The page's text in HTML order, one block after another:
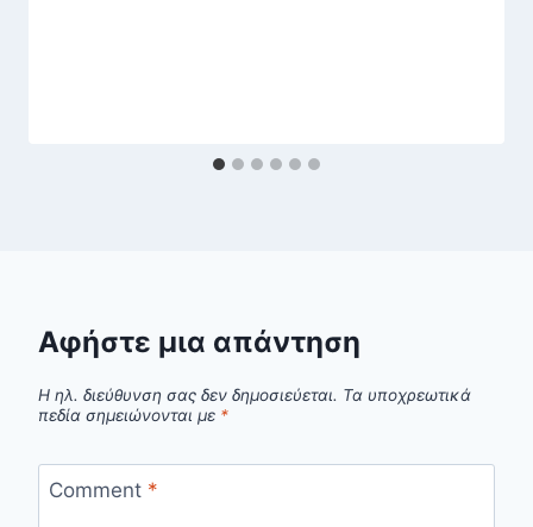
Αφήστε μια απάντηση
Η ηλ. διεύθυνση σας δεν δημοσιεύεται. Τα υποχρεωτικά
πεδία σημειώνονται με *
Comment *